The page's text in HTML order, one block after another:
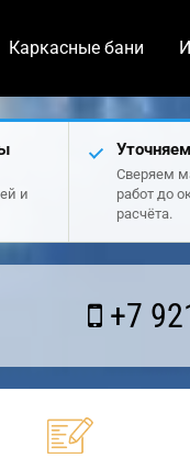
Каркасные бани
и
Сверяем
работ до
расчёта.
+7